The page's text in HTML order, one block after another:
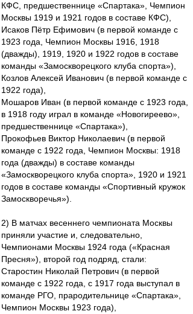
КФС, предшественнице «Спартака», Чемпион
Москвы 1919 и 1921 годов в составе КФС),
Исаков Пётр Ефимович (в первой команде с
1923 года, Чемпион Москвы 1916, 1918
(дважды), 1919, 1920 и 1922 годов в составе
команды «Замоскворецкого клуба спорта»),
Козлов Алексей Иванович (в первой команде с
1922 года),
Мошаров Иван (в первой команде с 1923 года,
в 1918 году играл в команде «Новогиреево»,
предшественнице «Спартака»),
Прокофьев Виктор Николаевич (в первой
команде с 1922 года, Чемпион Москвы: 1918
года (дважды) в составе команды
«Замоскворецкого клуба спорта», 1920 и 1921
годов в составе команды «Спортивный кружок
Замоскворечья»).
2) В матчах весеннего чемпионата Москвы
приняли участие и, следовательно,
Чемпионами Москвы 1924 года («Красная
Пресня»), второй год подряд, стали:
Старостин Николай Петрович (в первой
команде с 1922 года, с 1917 года выступал в
команде РГО, прародительнице «Спартака»,
Чемпион Москвы 1923 года),